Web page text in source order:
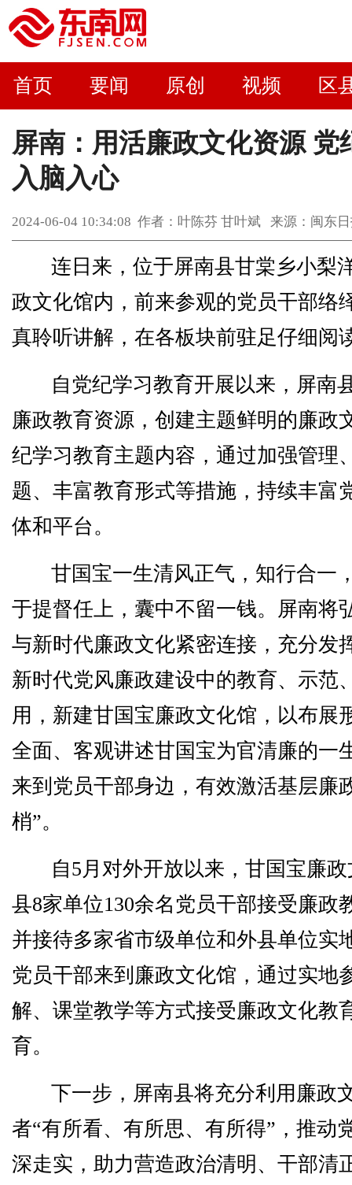
首页 要闻 原创 视频 区
屏南：用活廉政文化资源 党
入脑入心
2024-06-04 10:34:08 作者：叶陈芬 甘叶斌 来源：闽东
连日来，位于屏南县甘棠乡小梨
政文化馆内，前来参观的党员干部络
真聆听讲解，在各板块前驻足仔细阅
自党纪学习教育开展以来，屏南
廉政教育资源，创建主题鲜明的廉政
纪学习教育主题内容，通过加强管理
题、丰富教育形式等措施，持续丰富
体和平台。
甘国宝一生清风正气，知行合一
于提督任上，囊中不留一钱。屏南将
与新时代廉政文化紧密连接，充分发
新时代党风廉政建设中的教育、示范
用，新建甘国宝廉政文化馆，以布展
全面、客观讲述甘国宝为官清廉的一
来到党员干部身边，有效激活基层廉
梢”。
自5月对外开放以来，甘国宝廉
县8家单位130余名党员干部接受廉政
并接待多家省市级单位和外县单位实
党员干部来到廉政文化馆，通过实地
解、课堂教学等方式接受廉政文化教
育。
下一步，屏南县将充分利用廉政
者“有所看、有所思、有所得”，推动
深走实，助力营造政治清明、干部清